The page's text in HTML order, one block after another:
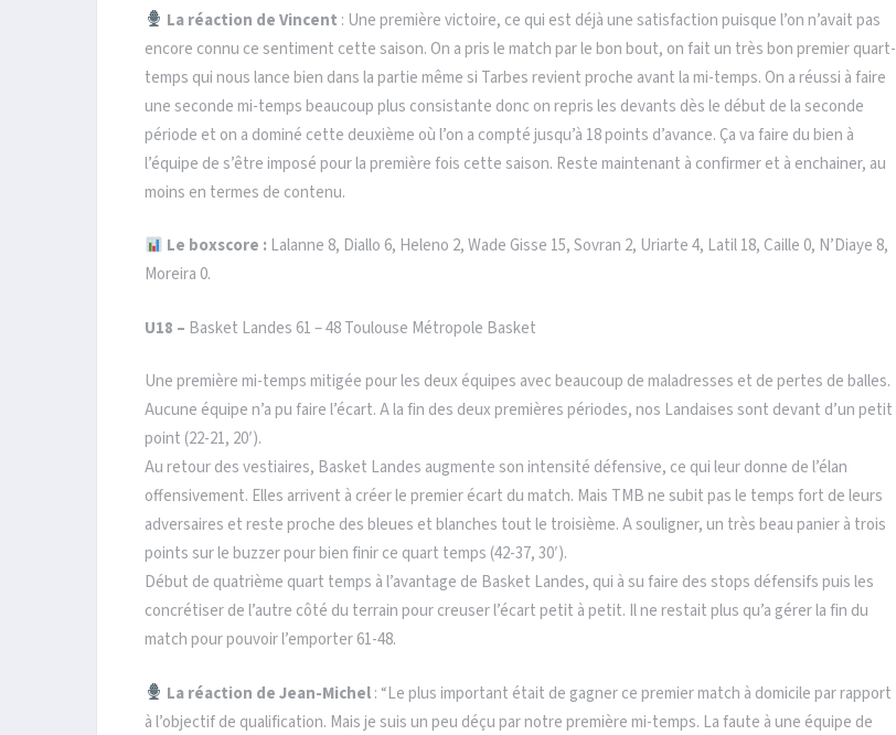
La réaction de Vincent : Une première victoire, ce qui est déjà une satisfaction puisque l’on n’avait pas
encore connu ce sentiment cette saison. On a pris le match par le bon bout, on fait un très bon premier quart-
temps qui nous lance bien dans la partie même si Tarbes revient proche avant la mi-temps. On a réussi à faire
une seconde mi-temps beaucoup plus consistante donc on repris les devants dès le début de la seconde
période et on a dominé cette deuxième où l’on a compté jusqu’à 18 points d’avance. Ça va faire du bien à
l’équipe de s’être imposé pour la première fois cette saison. Reste maintenant à confirmer et à enchainer, au
moins en termes de contenu.
Le boxscore : Lalanne 8, Diallo 6, Heleno 2, Wade Gisse 15, Sovran 2, Uriarte 4, Latil 18, Caille 0, N’Diaye 8,
Moreira 0.
U18 – Basket Landes 61 – 48 Toulouse Métropole Basket
Une première mi-temps mitigée pour les deux équipes avec beaucoup de maladresses et de pertes de balles.
Aucune équipe n’a pu faire l’écart. A la fin des deux premières périodes, nos Landaises sont devant d’un petit
point (22-21, 20′).
Au retour des vestiaires, Basket Landes augmente son intensité défensive, ce qui leur donne de l’élan
offensivement. Elles arrivent à créer le premier écart du match. Mais TMB ne subit pas le temps fort de leurs
adversaires et reste proche des bleues et blanches tout le troisième. A souligner, un très beau panier à trois
points sur le buzzer pour bien finir ce quart temps (42-37, 30′).
Début de quatrième quart temps à l’avantage de Basket Landes, qui à su faire des stops défensifs puis les
concrétiser de l’autre côté du terrain pour creuser l’écart petit à petit. Il ne restait plus qu’a gérer la fin du
match pour pouvoir l’emporter 61-48.
La réaction de Jean-Michel: “Le plus important était de gagner ce premier match à domicile par rapport
à l’objectif de qualification. Mais je suis un peu déçu par notre première mi-temps. La faute à une équipe de